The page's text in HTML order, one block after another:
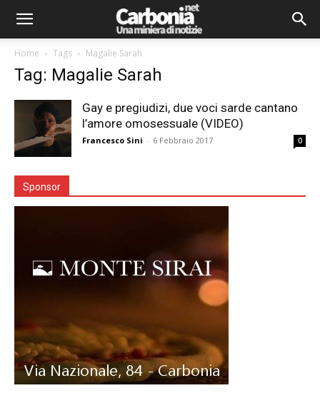
Home Tags Magalie Sarah
Tag: Magalie Sarah
Gay e pregiudizi, due voci sarde cantano
l’amore omosessuale (VIDEO)
Francesco Sini - 6 Febbraio 2017 0
Sponsor